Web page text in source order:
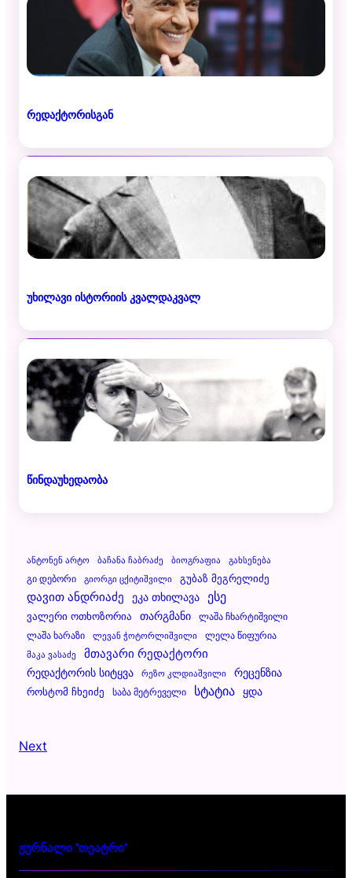
რედაქტორისგან
უხილავი ისტორიის კვალდაკვალ
წინდაუხედაობა
Ანტონენ Არტო Ბაჩანა Ჩაბრაძე Ბიოგრაფია
Გახსენება
Გი Დებორი
Გიორგი Ცქიტიშვილი Გუბაზ Მეგრელიძე
Დავით Ანდრიაძე Ეკა Თხილავა Ესე
Ვალერი Ოთხოზორია Თარგმანი Ლაშა Ჩხარტიშვილი
Ლაშა Ხარაზი Ლევან Ჭოტორლიშვილი
Ლელა Წიფურია
Მაკა Ვასაძე
Მთავარი Რედაქტორი
Რედაქტორის Სიტყვა Რეზო Კლდიაშვილი Რეცენზია
Როსტომ Ჩხეიძე Საბა Მეტრეველი Სტატია Ყდა
Next
ჟურნალი "თეატრი"